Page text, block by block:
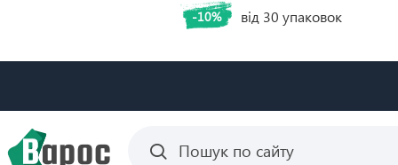
-10% від 30 упаковок